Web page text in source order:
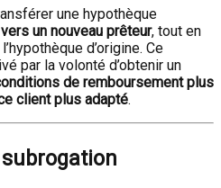
une hypothèque
un nouveau prêteur, tout en
d’origine. Ce
par la volonté d’obtenir un
de remboursement plus
client plus adapté.
subrogation